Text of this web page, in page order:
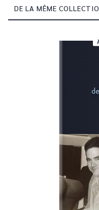
DE LA MÊME